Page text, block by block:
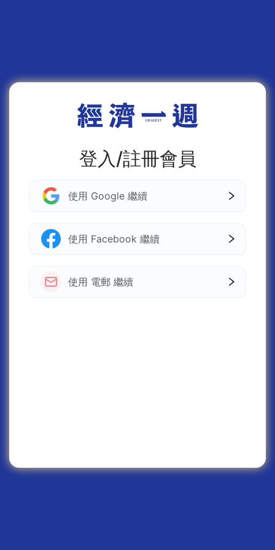
登入/註冊會員
使用 Google 繼續
使用 Facebook 繼續
使用 電郵 繼續